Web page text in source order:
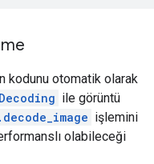
kodunu otomatik olarak
ile görüntü
işlemini
olabileceği